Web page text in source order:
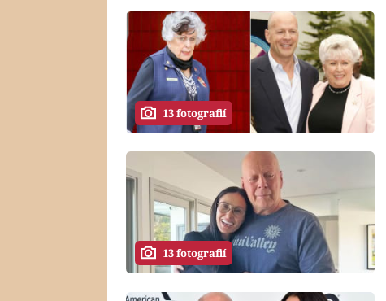
13 fotografií
13 fotografií